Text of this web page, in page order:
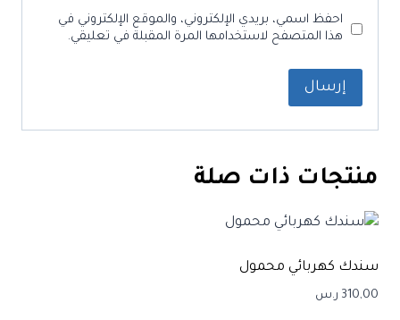
احفظ اسمي، بريدي الإلكتروني، والموقع الإلكتروني في
هذا المتصفح لاستخدامها المرة المقبلة في تعليقي.
منتجات ذات صلة
سندك كهربائي محمول
310,00 ر.س